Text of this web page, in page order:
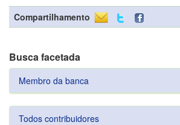
Compartilhamento
Busca facetada
Membro da banca
Todos contribuidores